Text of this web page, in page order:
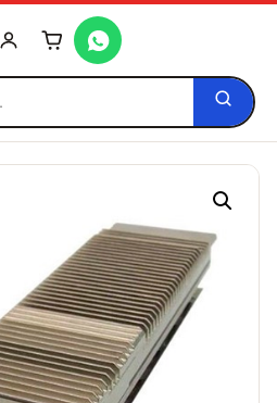
Tu carrito está vacío